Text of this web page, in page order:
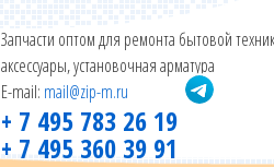
Запчасти оптом для ремонта бытовой
аксессуары, установочная арматура
E-mail: mail@zip-m.ru
+ 7 495 783 26 19
+ 7 495 360 39 91